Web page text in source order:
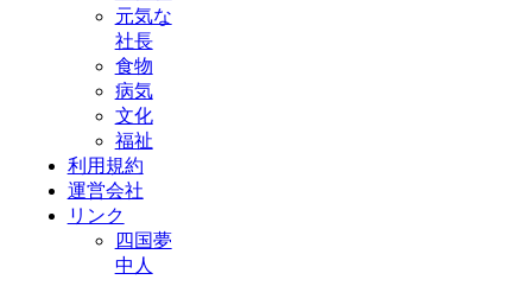
元気な
社長
食物
病気
文化
福祉
利用規約
運営会社
リンク
四国夢
中人